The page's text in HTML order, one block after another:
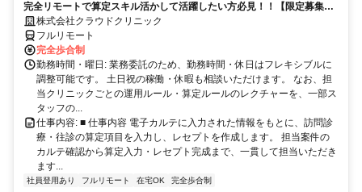
完全リモートで算定スキル活かして活躍したい方必見！！【限定募集】
完全リモート｜在宅医療レセプト算定（成果報酬型／業務委託）
株式会社クラウドクリニック
フルリモート
完全歩合制
勤務時間・曜日: 業務委託のため、勤務時間・休日はフレキシブルに
調整可能です。 土日祝の稼働・休暇も相談いただけます。 なお、担
当クリニックごとの運用ルール・算定ルールのレクチャーを、一部ス
タッフの...
仕事内容: ■ 仕事内容 電子カルテに入力された情報をもとに、訪問診
療・往診の算定項目を入力し、レセプトを作成します。 担当案件の
カルテ確認から算定入力・レセプト完成まで、一貫して担当いただき
ます...
社員登用あり フルリモート 在宅OK 完全歩合制